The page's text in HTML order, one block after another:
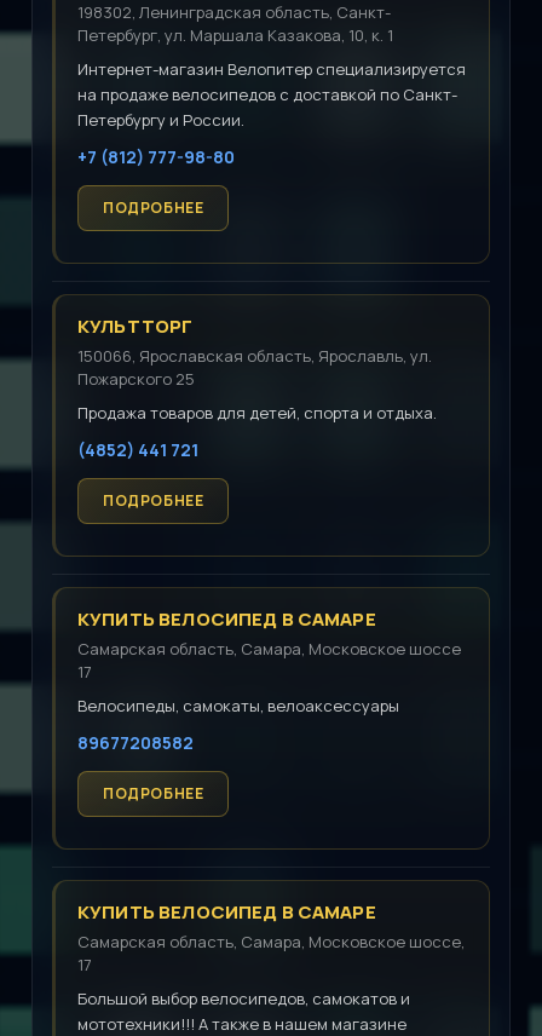
198302, Ленинградская область, Санкт-
Петербург, ул. Маршала Казакова, 10, к. 1
Интернет-магазин Велопитер специализируется
на продаже велосипедов с доставкой по Санкт-
Петербургу и России.
+7 (812) 777-98-80
КУЛЬТТОРГ
150066, Ярославская область, Ярославль, ул.
Пожарского 25
Продажа товаров для детей, спорта и отдыха.
(4852) 441 721
КУПИТЬ ВЕЛОСИПЕД В САМАРЕ
Самарская область, Самара, Московское шоссе
17
Велосипеды, самокаты, велоаксессуары
89677208582
КУПИТЬ ВЕЛОСИПЕД В САМАРЕ
Самарская область, Самара, Московское шоссе,
17
Большой выбор велосипедов, самокатов и
мототехники!!! А также в нашем магазине